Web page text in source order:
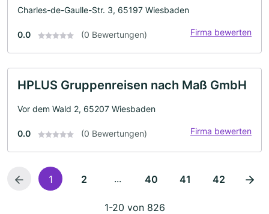
Charles-de-Gaulle-Str. 3, 65197 Wiesbaden
0.0 (0 Bewertungen) Firma bewerten
HPLUS Gruppenreisen nach Maß GmbH
Vor dem Wald 2, 65207 Wiesbaden
0.0 (0 Bewertungen) Firma bewerten
1 2 ... 40 41 42
1-20 von 826